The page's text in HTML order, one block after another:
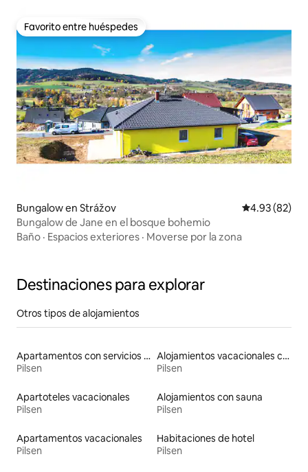
Favorito entre huéspedes
Favorito entre huéspedes
Bungalow en Strážov Calificación
4.93 (82)
Bungalow de Jane en el bosque bohemio
Baño · Espacios exteriores · Moverse por la zona
Destinaciones para explorar
Otros tipos de alojamientos
Apartamentos con servicios incluidos vacacionales
Pilsen
Alojamientos vacacionales con entrada y salida de pistas de esquí
Pilsen
Apartoteles vacacionales
Pilsen
Alojamientos con sauna
Pilsen
Apartamentos vacacionales
Pilsen
Habitaciones de hotel
Pilsen